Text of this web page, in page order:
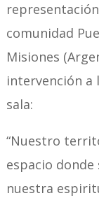
comunidad
Misiones
intervención a
sala:
“Nuestro
espacio
nuestra